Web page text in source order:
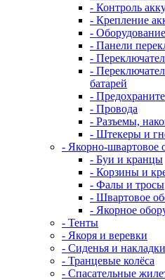
- Контроль
- Крепление
-
- Панели
-
-
батарей
-
- Провода
- Разъемы,
- Штекеры и
- Якорно-швартовое
- Буи и кранцы
- Корзины и
- Фалы и тросы
- Швартовое
- Якорное
- Тенты
- Якоря и веревки
- Сиденья и накладки
- Транцевые колёса
- Спасательные